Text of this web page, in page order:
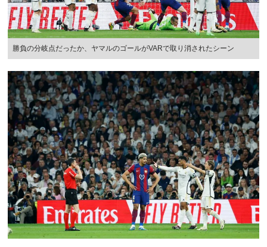
勝負の分岐点だったか、ヤマルのゴールがVARで取り消されたシーン